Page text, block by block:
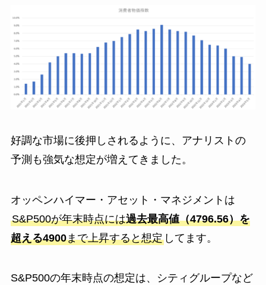
好調な市場に後押しされるように、アナリストの
予測も強気な想定が増えてきました。
オッペンハイマー・アセット・マネジメントは
S&P500が年末時点には過去最高値（4796.56）を
超える4900まで上昇すると想定してます。
S&P500の年末時点の想定は、シティグループなど